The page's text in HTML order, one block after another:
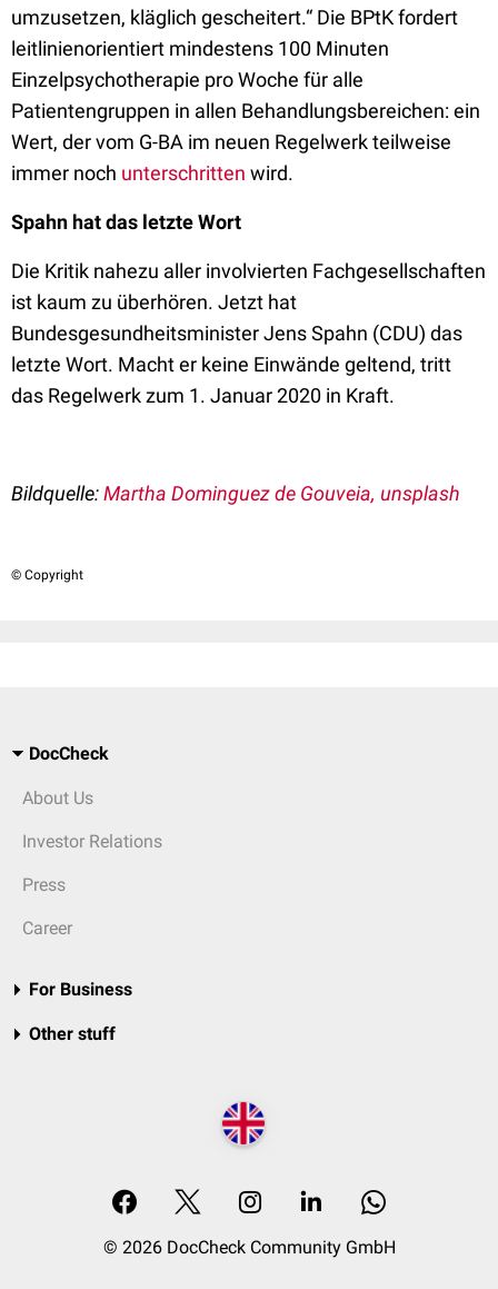
umzusetzen, kläglich gescheitert.“ Die BPtK fordert
leitlinienorientiert mindestens 100 Minuten
Einzelpsychotherapie pro Woche für alle
Patientengruppen in allen Behandlungsbereichen: ein
Wert, der vom G-BA im neuen Regelwerk teilweise
immer noch unterschritten wird.
Spahn hat das letzte Wort
Die Kritik nahezu aller involvierten Fachgesellschaften
ist kaum zu überhören. Jetzt hat
Bundesgesundheitsminister Jens Spahn (CDU) das
letzte Wort. Macht er keine Einwände geltend, tritt
das Regelwerk zum 1. Januar 2020 in Kraft.
Bildquelle:Martha Dominguez de Gouveia, unsplash
© Copyright
DocCheck
About Us
Investor Relations
Press
Career
For Business
Other stuff
© 2026 DocCheck Community GmbH